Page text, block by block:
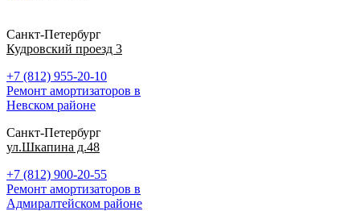
Санкт-Петербург
Кудровский проезд 3
+7 (812) 955-20-10
Ремонт амортизаторов в
Невском районе
Санкт-Петербург
ул.Шкапина д.48
+7 (812) 900-20-55
Ремонт амортизаторов в
Адмиралтейском районе